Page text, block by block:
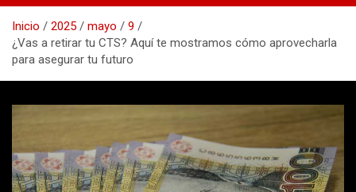
Inicio 2025 mayo
9
¿Vas a retirar tu CTS? Aquí te mostramos cómo aprovecharla
para asegurar tu futuro